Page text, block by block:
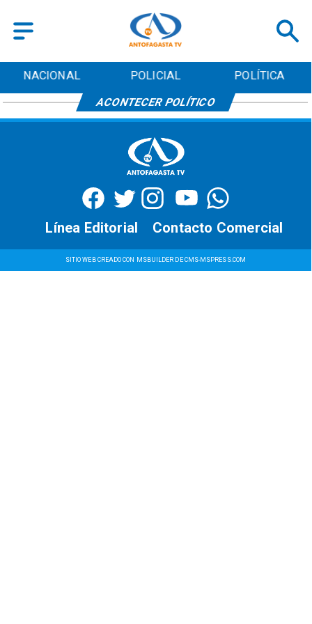
NACIONAL POLICIAL POLÍTICA
ACONTECER POLÍTICO
SITIO WEB CREADO CON MSBUILDER DE CMS-MSPRESS.COM
Contacto Comercial
Línea Editorial